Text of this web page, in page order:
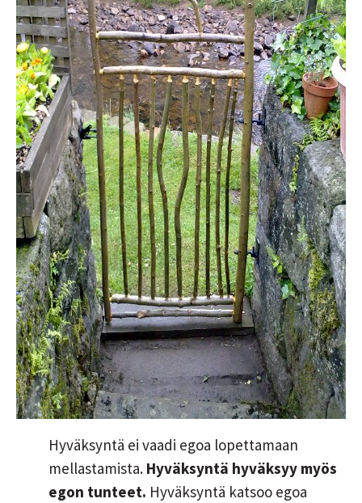
Hyväksyntä ei vaadi egoa lopettamaan
mellastamista. Hyväksyntä hyväksyy myös
egon tunteet. Hyväksyntä katsoo egoa